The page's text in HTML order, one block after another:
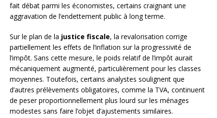
fait débat parmi les économistes, certains craignant une
aggravation de l’endettement public à long terme.
Sur le plan de la justice fiscale, la revalorisation corrige
partiellement les effets de l’inflation sur la progressivité de
l’impôt. Sans cette mesure, le poids relatif de l’impôt aurait
mécaniquement augmenté, particulièrement pour les classes
moyennes. Toutefois, certains analystes soulignent que
d’autres prélèvements obligatoires, comme la TVA, continuent
de peser proportionnellement plus lourd sur les ménages
modestes sans faire l’objet d’ajustements similaires.